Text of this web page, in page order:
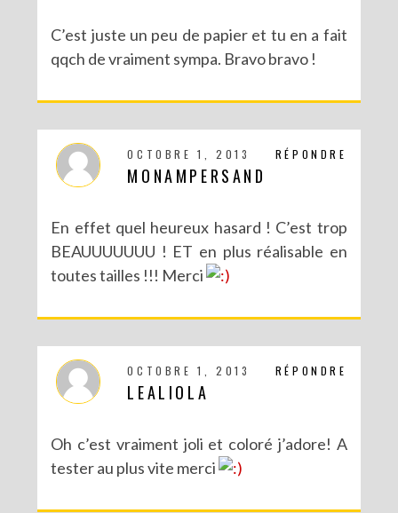
C’est juste un peu de papier et tu en a fait
qqch de vraiment sympa. Bravo bravo !
RÉPONDRE
OCTOBRE 1, 2013
MONAMPERSAND
En effet quel heureux hasard ! C’est trop
BEAUUUUUUU ! ET en plus réalisable en
toutes tailles !!! Merci
RÉPONDRE
OCTOBRE 1, 2013
LEALIOLA
Oh c’est vraiment joli et coloré j’adore! A
tester au plus vite merci